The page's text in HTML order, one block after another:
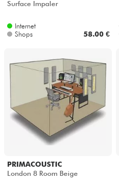
Surface Impaler
Internet
Shops
58.00 €
PRIMACOUSTIC
London 8 Room Beige